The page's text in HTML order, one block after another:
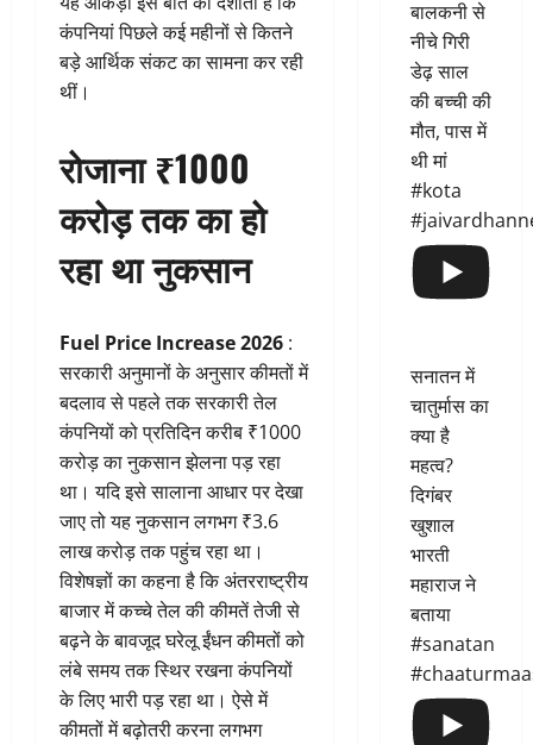
कंपनियां पिछले कई महीनों से कितने
बड़े आर्थिक संकट का सामना कर रही
थीं।
रोजाना ₹1000
करोड़ तक का हो
रहा था नुकसान
Fuel Price Increase 2026 :
सरकारी अनुमानों के अनुसार कीमतों में
बदलाव से पहले तक सरकारी तेल
कंपनियों को प्रतिदिन करीब ₹1000
करोड़ का नुकसान झेलना पड़ रहा
था। यदि इसे सालाना आधार पर देखा
जाए तो यह नुकसान लगभग ₹3.6
लाख करोड़ तक पहुंच रहा था।
विशेषज्ञों का कहना है कि अंतरराष्ट्रीय
बाजार में कच्चे तेल की कीमतें तेजी से
बढ़ने के बावजूद घरेलू ईंधन कीमतों को
लंबे समय तक स्थिर रखना कंपनियों
के लिए भारी पड़ रहा था। ऐसे में
कीमतों में बढ़ोतरी करना लगभग
बालकनी से
नीचे गिरी
डेढ़ साल
की बच्ची की
मौत, पास में
थी मां
#kota
सनातन में
चातुर्मास का
क्या है
महत्व?
दिगंबर
खुशाल
भारती
महाराज ने
बताया
#sanatan